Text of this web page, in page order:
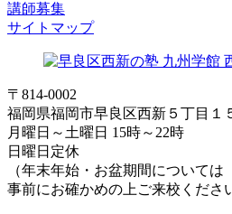
講師募集
サイトマップ
〒814-0002
福岡県福岡市早良区西新５丁目１
月曜日～土曜日 15時～22時
日曜日定休
（年末年始・お盆期間については
事前にお確かめの上ご来校くださ